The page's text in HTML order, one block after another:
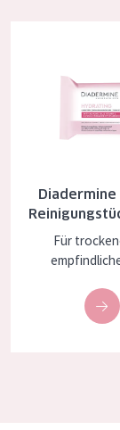
Jedes alter
Reife Haut
Für